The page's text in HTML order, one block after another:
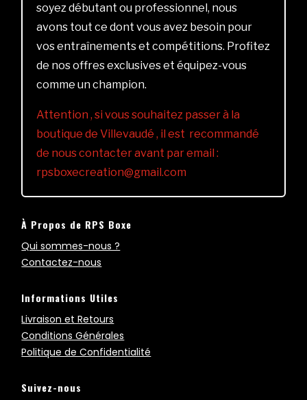
soyez débutant ou professionnel, nous
avons tout ce dont vous avez besoin pour
vos entraînements et compétitions. Profitez
de nos offres exclusives et équipez-vous
comme un champion.
Attention , si vous souhaitez passer à la
boutique de Villevaudé , il est recommandé
de nous contacter avant par email :
rpsboxecreation@gmail.com
À Propos de RPS Boxe
Qui sommes-nous ?
Contactez-nous
Informations Utiles
Livraison et Retours
Conditions Générales
Politique de Confidentialité
Suivez-nous